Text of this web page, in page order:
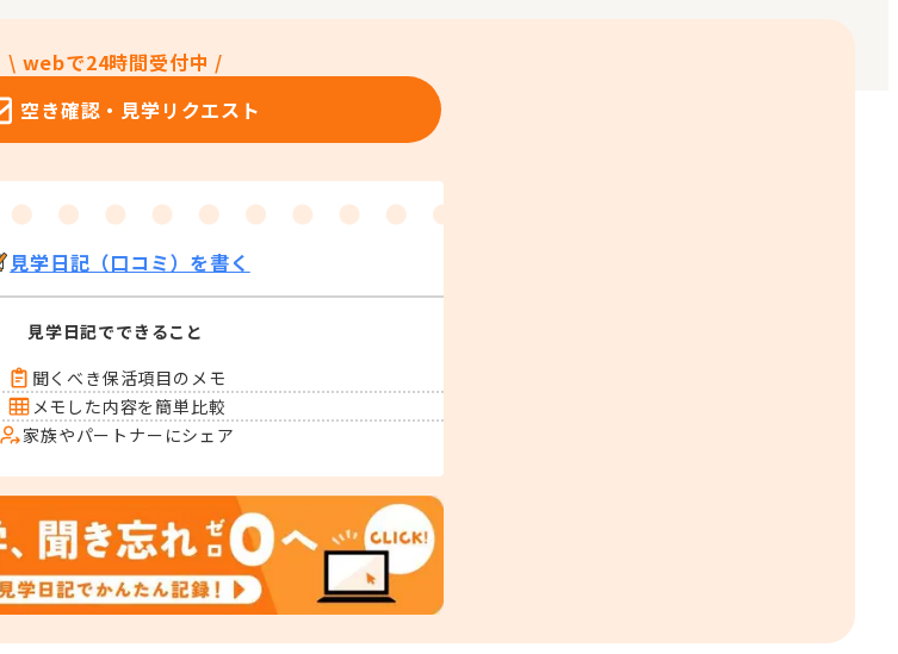
\ webで24時間受付中 /
空き確認・ 見学リクエスト
見学日記（口コミ）を書く
見学日記でできること
聞くべき保活項目のメモ
メモした内容を簡単比較
家族やパートナーにシェア